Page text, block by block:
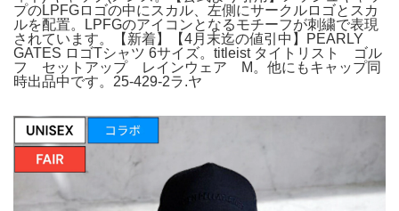
プのLPFGロゴの中にスカル、左側にサークルロゴとスカ
ルを配置。LPFGのアイコンとなるモチーフが刺繍で表現
されています。【新着】【4月末迄の値引中】PEARLY
GATES ロゴTシャツ 6サイズ。titleist タイトリスト ゴル
フ セットアップ レインウェア M。他にもキャップ同
時出品中です。25-429-2ラ.ヤ